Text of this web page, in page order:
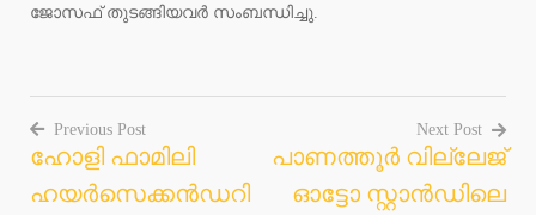
ജോസഫ് തുടങ്ങിയവർ സംബന്ധിച്ചു.
Post
navigation
Previous Post
ഹോളി ഫാമിലി
ഹയർസെക്കൻഡറി
Next Post
പാണത്തൂർ വില്ലേജ്
ഓട്ടോ സ്റ്റാൻഡിലെ